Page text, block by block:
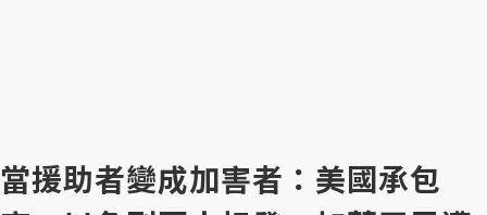
當援助者變成加害者：美國承包